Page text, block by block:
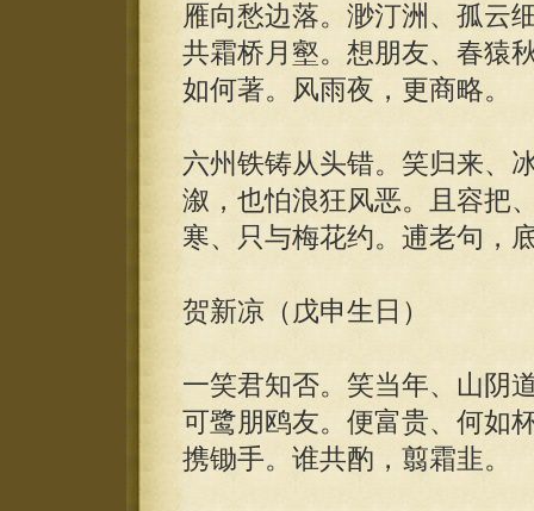
雁向愁边落。渺汀洲、孤云
共霜桥月壑。想朋友、春猿
如何著。风雨夜，更商略。
六州铁铸从头错。笑归来、
溆，也怕浪狂风恶。且容把
寒、只与梅花约。逋老句，
贺新凉（戊申生日）
一笑君知否。笑当年、山阴
可鹭朋鸥友。便富贵、何如
携锄手。谁共酌，翦霜韭。